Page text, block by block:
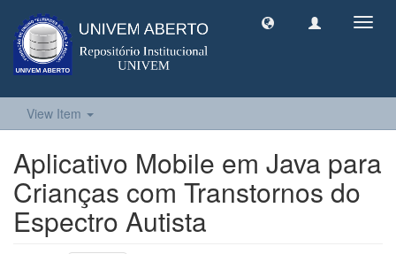
View Item
Aplicativo Mobile em Java para
Crianças com Transtornos do
Espectro Autista